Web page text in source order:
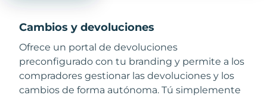
Cambios y devoluciones
Ofrece un portal de devoluciones
preconfigurado con tu branding y permite a los
compradores gestionar las devoluciones y los
cambios de forma autónoma. Tú simplemente